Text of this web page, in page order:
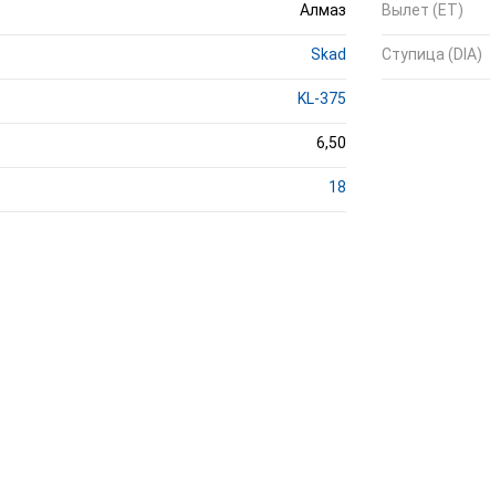
Алмаз
Skad
KL-375
6,50
18
Вылет (ET)
Ступица (DIA)